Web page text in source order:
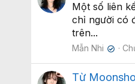
Một số liên
chỉ người có
trên...
Mẫn Nhi ✔
Từ